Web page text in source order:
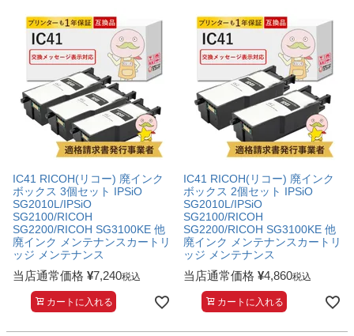
IC41 RICOH(リコー) 廃インク
ボックス 3個セット IPSiO
SG2010L/IPSiO
SG2100/RICOH
SG2200/RICOH SG3100KE 他
廃インク メンテナンスカートリ
ッジ メンテナンス
当店通常価格 ¥7,240税込
カートに入れる
IC41 RICOH(リコー) 廃インク
ボックス 2個セット IPSiO
SG2010L/IPSiO
SG2100/RICOH
SG2200/RICOH SG3100KE 他
廃インク メンテナンスカートリ
ッジ メンテナンス
当店通常価格 ¥4,860税込
カートに入れる